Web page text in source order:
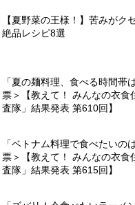
【夏野菜の王様！】苦みがク
絶品レシピ8選
「夏の麺料理、食べる時間帯
票＞【教えて！ みんなの衣食
査隊」結果発表 第610回】
「ベトナム料理で食べたいの
票＞【教えて！ みんなの衣食
査隊」結果発表 第615回】